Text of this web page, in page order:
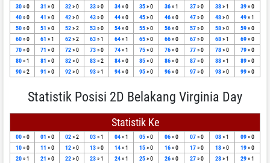
30» 0 31 » 0 32» 0 33» 0 34» 0 35» 0 36» 1 37» 0 38» 1 39» 0
40» 0 41 » 0 42» 0 43» 0 44» 0 45» 0 46» 0 47» 0 48» 0 49» 1
50» 0 51 » 0 52» 2 53» 0 54» 0 55» 0 56» 0 57» 0 58» 0 59» 0
60» 0 61 » 1 62» 2 63» 1 64» 1 65» 0 66» 0 67» 0 68» 1 69» 0
70» 0 71 » 0 72» 0 73» 0 74» 1 75» 0 76» 0 77» 0 78» 0 79» 0
80» 1 81 » 0 82» 0 83» 2 84» 0 85» 0 86» 0 87» 0 88» 1 89» 0
90» 2 91 » 0 92» 0 93» 1 94» 0 95» 0 96» 0 97» 0 98» 0 99» 0
Statistik Posisi 2D Belakang Virginia Day
Statistik Ke
00» 0 01 » 0 02» 2 03» 1 04» 1 05» 0 06» 0 07» 0 08» 1 09» 0
10» 0 11 » 0 12» 0 13» 0 14» 1 15» 0 16» 0 17» 0 18» 0 19» 0
20» 1 21 » 0 22» 0 23» 1 24» 1 25» 0 26» 0 27» 0 28» 1 29» 1